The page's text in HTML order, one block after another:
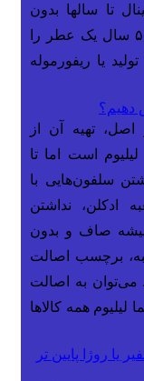
تا سالها بدون
تغییر باقی میمانند ولی ترجیحا بیش از ۵ سال یک عطر را
یا ریفورموله
دهیم؟
تهیه آن از
است اما تا
سلفون‌هایی با
ادکلن، نداشتن
صاف و بدون
برچسب اصالت
به اصالت
همه کالاها
روژا پایین تر